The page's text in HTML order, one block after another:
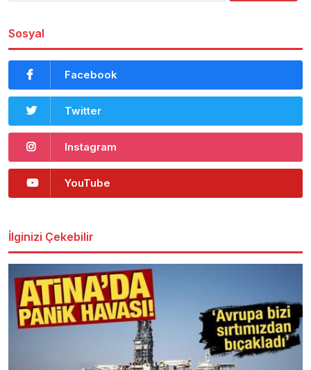
Sosyal
Facebook
Twitter
Instagram
YouTube
İlginizi Çekebilir